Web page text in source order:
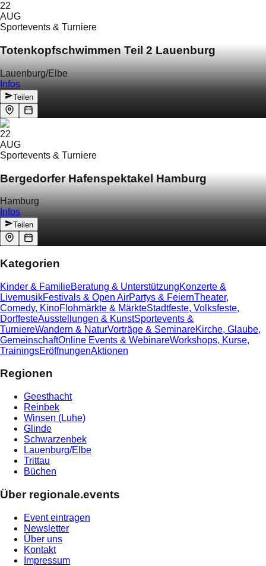
22
AUG
Sportevents & Turniere
Totenkopfschwimmen Teil 2 Lauenburg
Lauenburg/Elbe
Infos
Teilen
22
AUG
Sportevents & Turniere
Bergedorfer Hafenspektakel Hamburg
Hamburg
Infos
Teilen
Kategorien
Kinder & FamilieBeratung & UnterstützungKonzerte &
LivemusikFestivals & Open AirPartys & FeiernTheater,
Comedy, KinoFlohmärkte & MärkteStadtfeste, Volksfeste,
DorffesteAusstellungen & KunstSportevents &
TurniereWandern & NaturVorträge & SeminareKirche, Glaube,
GemeinschaftOnline Events & WebinareWorkshops, Kurse,
TrainingsEröffnungenAktionen
Regionen
Geesthacht
Reinbek
Winsen (Luhe)
Glinde
Schwarzenbek
Lauenburg/Elbe
Trittau
Büchen
Über regionale.events
Event eintragen
Newsletter
Über uns
Kontakt
Impressum